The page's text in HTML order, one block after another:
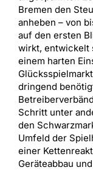
Bremen den
anheben – von
auf den ersten
wirkt, entwickelt
einem harten
dringend
Schritt unter
den
Umfeld der
einer
Geräteabbau